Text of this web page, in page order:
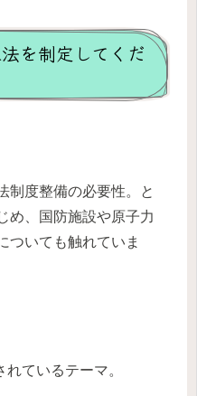
を制定してくだ
制度整備の必要性。と
め、国防施設や原子力
ついても触れていま
ているテーマ。